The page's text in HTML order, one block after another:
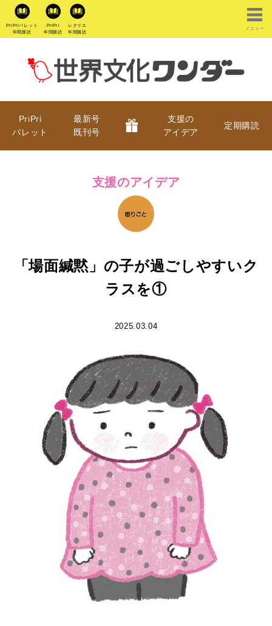
PriPriパレット
年間購読
PriPri
年間購読
レクリエ
年間購読
メニュー
PriPri
パレット
最新号
既刊号
支援の
アイデア
定期購読
支援のアイデア
「場面緘黙」の子が過ごしやすいク
ラスを①
2025.03.04